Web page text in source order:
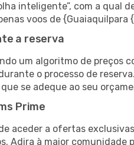
inteligente”, com a
voos de
a reserva
um algoritmo de preços
o processo de
se adeque ao seu
Prime
aceder a ofertas
Adira à maior comunidade